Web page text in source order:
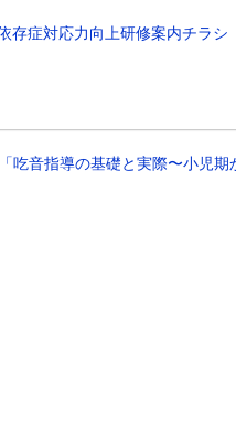
存症対応力向上研修案内チラシ
「吃音指導の基礎と実際〜小児